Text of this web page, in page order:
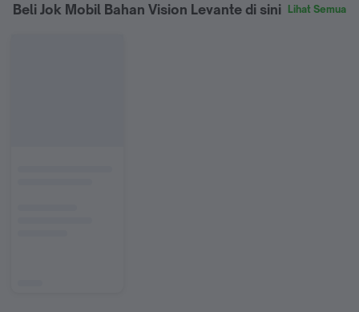
Beli Jok Mobil Bahan Vision Levante di sini Lihat Semua